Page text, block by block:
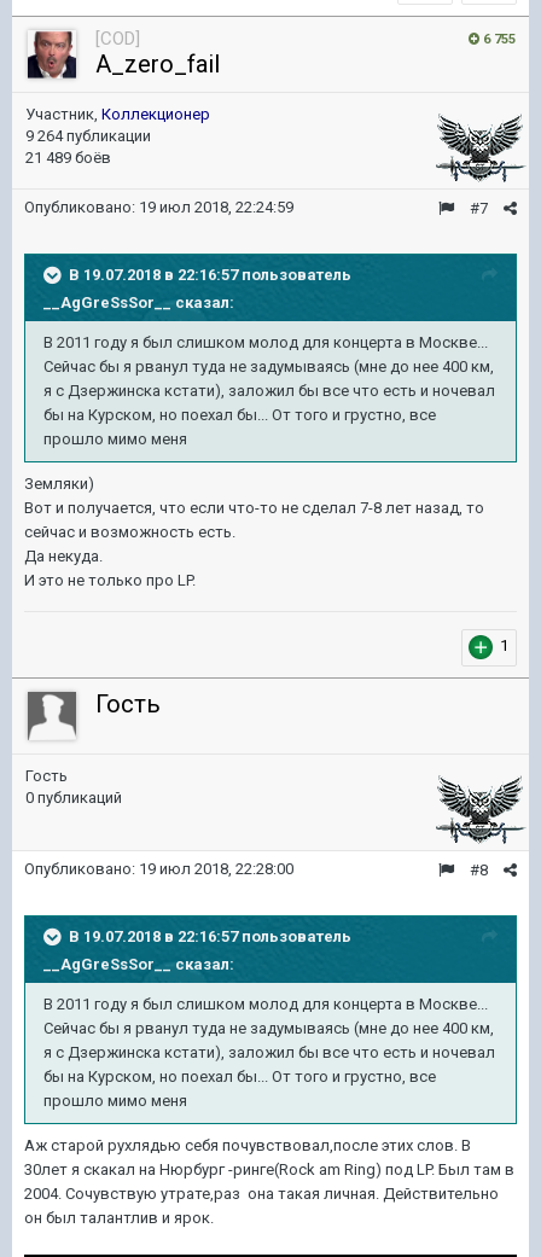
6 755
[COD]
A_zero_fail
Участник, Коллекционер
9 264 публикации
21 489 боёв
#7
Опубликовано: 19 июл 2018, 22:24:59
В 19.07.2018 в 22:16:57 пользователь
__AgGreSsSor__сказал:
В 2011 году я был слишком молод для концерта в Москве...
Сейчас бы я рванул туда не задумываясь (мне до нее 400 км,
я с Дзержинска кстати), заложил бы все что есть и ночевал
бы на Курском, но поехал бы... От того и грустно, все
прошло мимо меня
Земляки)
Вот и получается, что если что-то не сделал 7-8 лет назад, то
сейчас и возможность есть.
Да некуда.
И это не только про LP.
1
Гость
Гость
0 публикаций
#8
Опубликовано: 19 июл 2018, 22:28:00
В 19.07.2018 в 22:16:57 пользователь
__AgGreSsSor__сказал:
В 2011 году я был слишком молод для концерта в Москве...
Сейчас бы я рванул туда не задумываясь (мне до нее 400 км,
я с Дзержинска кстати), заложил бы все что есть и ночевал
бы на Курском, но поехал бы... От того и грустно, все
прошло мимо меня
Аж старой рухлядью себя почувствовал,после этих слов. В
30лет я скакал на Нюрбург -ринге(Rock am Ring) под LP. Был там в
2004. Сочувствую утрате,раз она такая личная. Действительно
он был талантлив и ярок.